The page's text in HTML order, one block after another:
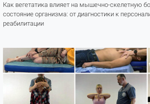
Как вегетатика влияет на мышечно-скелетную
состояние организма: от диагностики к
реабилитации